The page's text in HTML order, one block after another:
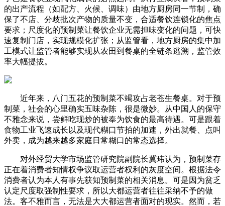
的出产流程（如配方、火候、调味）由地方厨房同一节制，确
保了不店、分歧批次产物的质量不变，合适餐饮连锁化的焦点
要求；尺度化的预制菜让餐饮企业无需担味变化的问题，可快
速复制门店，实现规模化扩张；从监管看，地方厨房的集中加
工模式让监管者能够实现从农田到餐桌的全链条逃溯，监管效
率大幅提拔。
近年来，八门五花的预制菜不竭攻占老苍生餐桌。对于预
制菜，社会的心里确实五味杂陈，很是微妙。从中国人的保守
不雅念来说，尝鲜吃现炒的被奉为饮食的最高待遇。可是跟着
食物工业飞速成长以及现代糊口节拍的加速，外出就餐、点叫
外卖，成为越来越多家庭日常糊口的常态选择。
对外经贸大学市场监管研究院副院长冀玮认为，预制菜存
正在着消费者知情权争议取运营者权利的灰度空间。根据法令
消费者认为本人有事先获知预制菜的相关消息。可是因为贫乏
认定尺度取强制性要求，所以大都运营者往往采纳不予的做
法。客不雅而言，无法是大大都运营者面对的现实。然而，若